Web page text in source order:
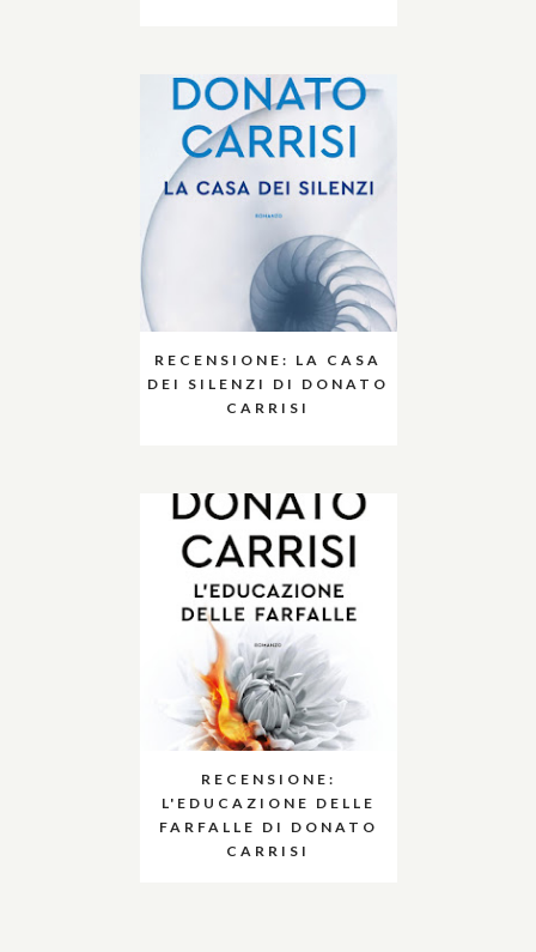
RECENSIONE: LA CASA
DEI SILENZI DI DONATO
CARRISI
RECENSIONE:
L'EDUCAZIONE DELLE
FARFALLE DI DONATO
CARRISI